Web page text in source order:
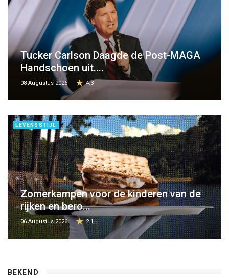
Tucker Carlson Daagde de Post-MAGA
Handschoen uit....
08 Augustus 2026 4.3
LEVENSSTIJL
Zomerkampen voor de kinderen van de
rijken en bero...
06 Augustus 2026 2.1
BEKEND